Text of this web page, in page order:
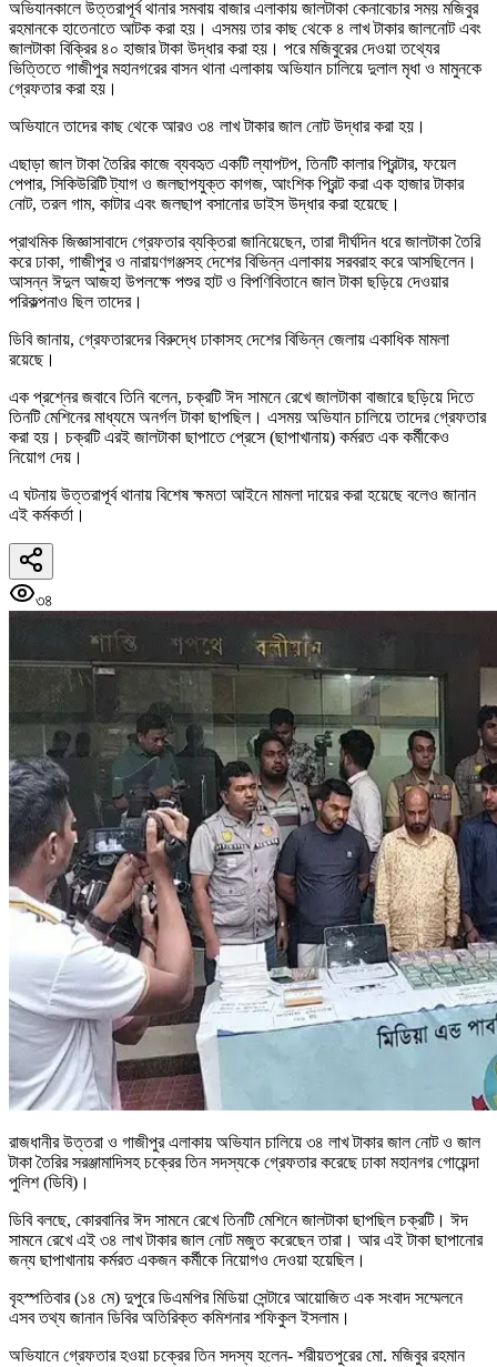
অভিযানকালে উত্তরাপূর্ব থানার সমবায় বাজার এলাকায় জালটাকা কেনাবেচার সময় মজিবুর
রহমানকে হাতেনাতে আটক করা হয়। এসময় তার কাছ থেকে ৪ লাখ টাকার জালনোট এবং
জালটাকা বিক্রির ৪০ হাজার টাকা উদ্ধার করা হয়। পরে মজিবুরের দেওয়া তথ্যের
ভিত্তিতে গাজীপুর মহানগরের বাসন থানা এলাকায় অভিযান চালিয়ে দুলাল মৃধা ও মামুনকে
গ্রেফতার করা হয়।
অভিযানে তাদের কাছ থেকে আরও ৩৪ লাখ টাকার জাল নোট উদ্ধার করা হয়।
এছাড়া জাল টাকা তৈরির কাজে ব্যবহৃত একটি ল্যাপটপ, তিনটি কালার প্রিন্টার, ফয়েল
পেপার, সিকিউরিটি ট্যাগ ও জলছাপযুক্ত কাগজ, আংশিক প্রিন্ট করা এক হাজার টাকার
নোট, তরল গাম, কাটার এবং জলছাপ বসানোর ডাইস উদ্ধার করা হয়েছে।
প্রাথমিক জিজ্ঞাসাবাদে গ্রেফতার ব্যক্তিরা জানিয়েছেন, তারা দীর্ঘদিন ধরে জালটাকা তৈরি
করে ঢাকা, গাজীপুর ও নারায়ণগঞ্জসহ দেশের বিভিন্ন এলাকায় সরবরাহ করে আসছিলেন।
আসন্ন ঈদুল আজহা উপলক্ষে পশুর হাট ও বিপণিবিতানে জাল টাকা ছড়িয়ে দেওয়ার
পরিকল্পনাও ছিল তাদের।
ডিবি জানায়, গ্রেফতারদের বিরুদ্ধে ঢাকাসহ দেশের বিভিন্ন জেলায় একাধিক মামলা
রয়েছে।
এক প্রশ্নের জবাবে তিনি বলেন, চক্রটি ঈদ সামনে রেখে জালটাকা বাজারে ছড়িয়ে দিতে
তিনটি মেশিনের মাধ্যমে অনর্গল টাকা ছাপছিল। এসময় অভিযান চালিয়ে তাদের গ্রেফতার
করা হয়। চক্রটি এরই জালটাকা ছাপাতে প্রেসে (ছাপাখানায়) কর্মরত এক কর্মীকেও
নিয়োগ দেয়।
এ ঘটনায় উত্তরাপূর্ব থানায় বিশেষ ক্ষমতা আইনে মামলা দায়ের করা হয়েছে বলেও জানান
এই কর্মকর্তা।
৩৪
রাজধানীর উত্তরা ও গাজীপুর এলাকায় অভিযান চালিয়ে ৩৪ লাখ টাকার জাল নোট ও জাল
টাকা তৈরির সরঞ্জামাদিসহ চক্রের তিন সদস্যকে গ্রেফতার করেছে ঢাকা মহানগর গোয়েন্দা
পুলিশ (ডিবি)।
ডিবি বলছে, কোরবানির ঈদ সামনে রেখে তিনটি মেশিনে জালটাকা ছাপছিল চক্রটি। ঈদ
সামনে রেখে এই ৩৪ লাখ টাকার জাল নোট মজুত করেছেন তারা। আর এই টাকা ছাপানোর
জন্য ছাপাখানায় কর্মরত একজন কর্মীকে নিয়োগও দেওয়া হয়েছিল।
বৃহস্পতিবার (১৪ মে) দুপুরে ডিএমপির মিডিয়া সেন্টারে আয়োজিত এক সংবাদ সম্মেলনে
এসব তথ্য জানান ডিবির অতিরিক্ত কমিশনার শফিকুল ইসলাম।
অভিযানে গ্রেফতার হওয়া চক্রের তিন সদস্য হলেন- শরীয়তপুরের মো. মজিবুর রহমান